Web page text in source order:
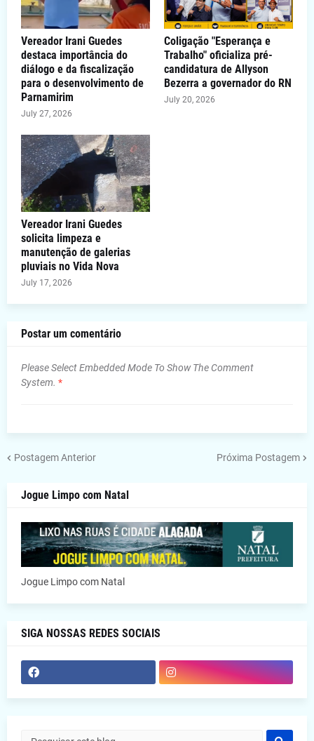
Vereador Irani Guedes
destaca importância do
diálogo e da fiscalização
para o desenvolvimento de
Parnamirim
July 27, 2026
Coligação "Esperança e
Trabalho" oficializa pré-
candidatura de Allyson
Bezerra a governador do RN
July 20, 2026
Vereador Irani Guedes
solicita limpeza e
manutenção de galerias
pluviais no Vida Nova
July 17, 2026
Postar um comentário
Please Select Embedded Mode To Show The Comment
System. *
Postagem Anterior Próxima Postagem
Jogue Limpo com Natal
Jogue Limpo com Natal
SIGA NOSSAS REDES SOCIAIS